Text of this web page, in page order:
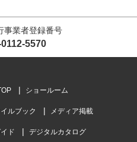
事業者登録番号
5570
ショールーム
ルブック メディア掲載
ド デジタルカタログ